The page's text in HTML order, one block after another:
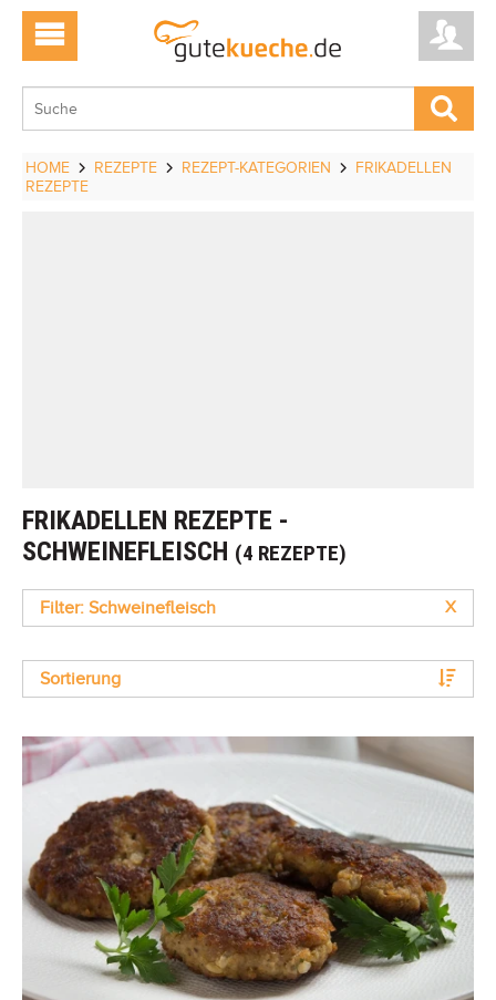
HOME REZEPTE REZEPT-KATEGORIEN
FRIKADELLEN
REZEPTE
FRIKADELLEN REZEPTE -
SCHWEINEFLEISCH (4 REZEPTE)
Filter: Schweinefleisch X
Sortierung